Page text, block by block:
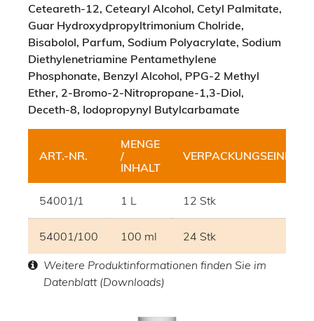
Ceteareth-12, Cetearyl Alcohol, Cetyl Palmitate,
Guar Hydroxydpropyltrimonium Cholride,
Bisabolol, Parfum, Sodium Polyacrylate, Sodium
Diethylenetriamine Pentamethylene
Phosphonate, Benzyl Alcohol, PPG-2 Methyl
Ether, 2-Bromo-2-Nitropropane-1,3-Diol,
Deceth-8, Iodopropynyl Butylcarbamate
ART.-NR.
MENGE
/
INHALT
VERPACKUNGSEINHEIT
54001/1 1 L 12 Stk
54001/100 100 ml 24 Stk
Weitere Produktinformationen finden Sie im
Datenblatt (Downloads)